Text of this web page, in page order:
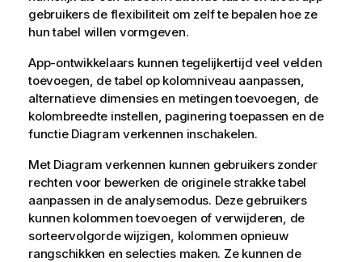
gebruikers de flexibiliteit om zelf te bepalen hoe ze
hun tabel willen vormgeven.
App-ontwikkelaars kunnen tegelijkertijd veel velden
toevoegen, de tabel op kolomniveau aanpassen,
alternatieve dimensies en metingen toevoegen, de
kolombreedte instellen, paginering toepassen en de
functie Diagram verkennen inschakelen.
Met Diagram verkennen kunnen gebruikers zonder
rechten voor bewerken de originele strakke tabel
aanpassen in de analysemodus. Deze gebruikers
kunnen kolommen toevoegen of verwijderen, de
sorteervolgorde wijzigen, kolommen opnieuw
rangschikken en selecties maken. Ze kunnen de